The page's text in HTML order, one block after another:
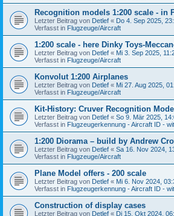
Recognition models 1:200 scale - in
Letzter Beitrag von Detlef « Do 4. Sep 2025,
Verfasst in Flugzeuge/Aircraft
1:200 scale - here Dinky Toys-
Letzter Beitrag von Detlef « Mi 3. Sep 2025,
Verfasst in Flugzeuge/Aircraft
Konvolut 1:200 Airplanes
Letzter Beitrag von Detlef « Mi 27. Aug 2025,
Verfasst in Flugzeuge/Aircraft
Kit-History: Cruver Recognition
Letzter Beitrag von Detlef « So 9. Mär 2025,
Verfasst in Flugzeugerkennung - Aircraft ID -
1:200 Diorama – build by Andrew
Letzter Beitrag von Detlef « Sa 16. Nov 2024,
Verfasst in Flugzeuge/Aircraft
Plane Model offers - 200 scale
Letzter Beitrag von Detlef « Mi 6. Nov 2024,
Verfasst in Flugzeugerkennung - Aircraft ID -
Construction of display cases
Letzter Beitrag von Detlef « Di 15. Okt 2024,